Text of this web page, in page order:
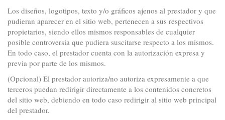
Los diseños, logotipos, texto y/o gráficos ajenos al prestador y que
pudieran aparecer en el sitio web, pertenecen a sus respectivos
propietarios, siendo ellos mismos responsables de cualquier
posible controversia que pudiera suscitarse respecto a los mismos.
En todo caso, el prestador cuenta con la autorización expresa y
previa por parte de los mismos.
(Opcional) El prestador autoriza/no autoriza expresamente a que
terceros puedan redirigir directamente a los contenidos concretos
del sitio web, debiendo en todo caso redirigir al sitio web principal
del prestador.